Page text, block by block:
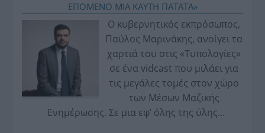
ΕΠΟΜΕΝΟ ΜΙΑ ΚΑΥΤΗ ΠΑΤΑΤΑ»
Ο κυβερνητικός εκπρόσωπος,
Παύλος Μαρινάκης, ανοίγει τα
χαρτιά του στις «Τυπολογίες»
σε ένα vidcast που μιλάει για
τις μεγάλες τομές στον χώρο
των Μέσων Μαζικής
Ενημέρωσης. Σε μια εφ’ όλης της ύλης